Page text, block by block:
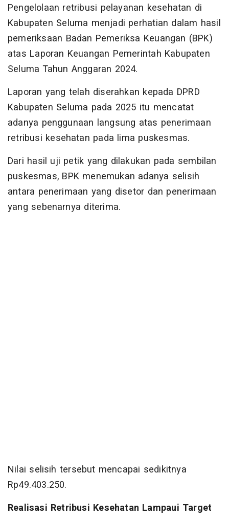
Pengelolaan retribusi pelayanan kesehatan di
Kabupaten Seluma menjadi perhatian dalam hasil
pemeriksaan Badan Pemeriksa Keuangan (BPK)
atas Laporan Keuangan Pemerintah Kabupaten
Seluma Tahun Anggaran 2024.
Laporan yang telah diserahkan kepada DPRD
Kabupaten Seluma pada 2025 itu mencatat
adanya penggunaan langsung atas penerimaan
retribusi kesehatan pada lima puskesmas.
Dari hasil uji petik yang dilakukan pada sembilan
puskesmas, BPK menemukan adanya selisih
antara penerimaan yang disetor dan penerimaan
yang sebenarnya diterima.
Nilai selisih tersebut mencapai sedikitnya
Rp49.403.250.
Realisasi Retribusi Kesehatan Lampaui Target